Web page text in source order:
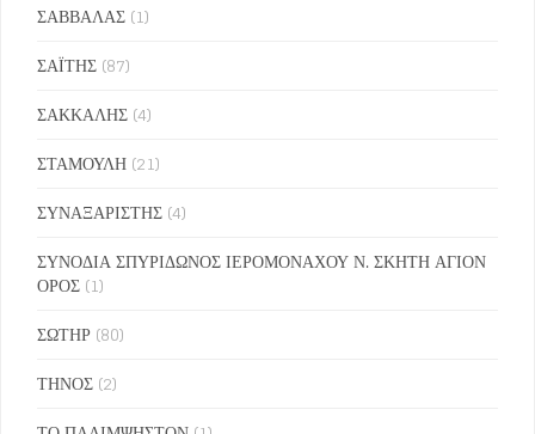
ΣΑΒΒΑΛΑΣ (1)
ΣΑΪΤΗΣ (87)
ΣΑΚΚΑΛΗΣ (4)
ΣΤΑΜΟΥΛΗ (21)
ΣΥΝΑΞΑΡΙΣΤΗΣ (4)
ΣΥΝΟΔΙΑ ΣΠΥΡΙΔΩΝΟΣ ΙΕΡΟΜΟΝΑΧΟΥ Ν. ΣΚΗΤΗ ΑΓΙΟΝ
ΟΡΟΣ (1)
ΣΩΤΗΡ (80)
ΤΗΝΟΣ (2)